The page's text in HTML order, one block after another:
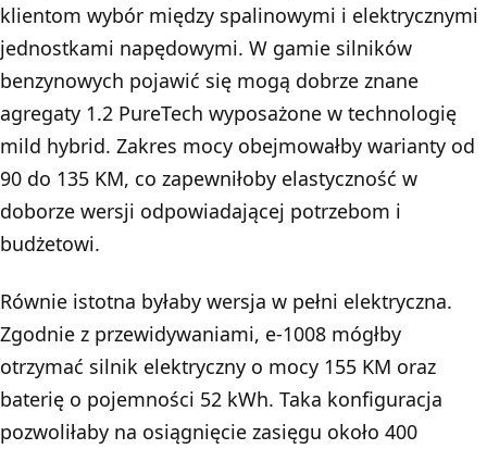
klientom wybór między spalinowymi i elektrycznymi
jednostkami napędowymi. W gamie silników
benzynowych pojawić się mogą dobrze znane
agregaty 1.2 PureTech wyposażone w technologię
mild hybrid. Zakres mocy obejmowałby warianty od
90 do 135 KM, co zapewniłoby elastyczność w
doborze wersji odpowiadającej potrzebom i
budżetowi.
Równie istotna byłaby wersja w pełni elektryczna.
Zgodnie z przewidywaniami, e-1008 mógłby
otrzymać silnik elektryczny o mocy 155 KM oraz
baterię o pojemności 52 kWh. Taka konfiguracja
pozwoliłaby na osiągnięcie zasięgu około 400